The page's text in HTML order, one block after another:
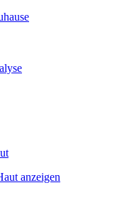
anzeigen